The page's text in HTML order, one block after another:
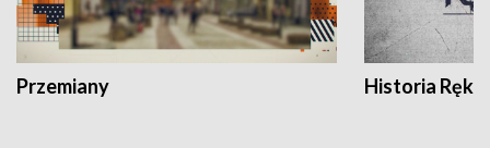
Przemiany Historia Ręką